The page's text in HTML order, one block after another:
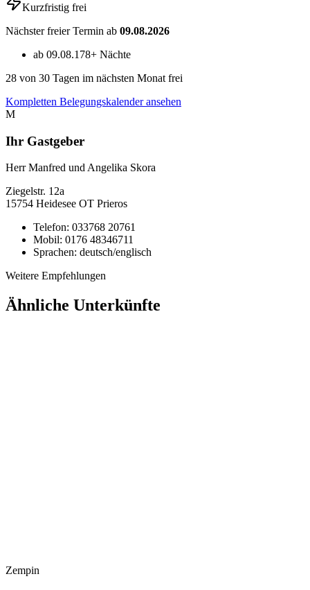
Kurzfristig frei
Nächster freier Termin ab 09.08.2026
ab 09.08.178+ Nächte
28 von 30 Tagen im nächsten Monat frei
Kompletten Belegungskalender ansehen
M
Ihr Gastgeber
Herr Manfred und Angelika Skora
Ziegelstr. 12a
15754 Heidesee OT Prieros
Telefon: 033768 20761
Mobil: 0176 48346711
Sprachen: deutsch/englisch
Weitere Empfehlungen
Ähnliche Unterkünfte
Zempin